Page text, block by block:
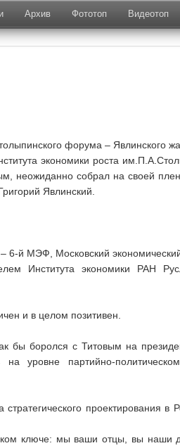
Архив Фототоп Видеотоп
форума – Явлинского
экономики роста
неожиданно собрал на своей
Явлинский.
6-й МЭФ, Московский
Института экономики РАН
и в целом позитивен.
бы боролся с Титовым на
на уровне партийно-
проектирования в
ключе: мы ваши отцы, вы наши